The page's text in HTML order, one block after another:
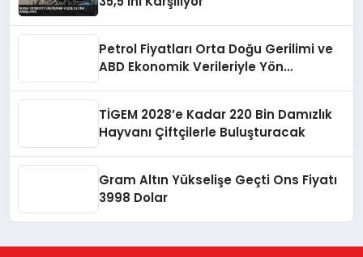
Petrol Fiyatları Orta Doğu Gerilimi ve
ABD Ekonomik Verileriyle Yön
TİGEM 2028’e Kadar 220 Bin Damızlık
Hayvanı Çiftçilerle Buluşturacak
Gram Altın Yükselişe Geçti Ons Fiyatı
3998 Dolar